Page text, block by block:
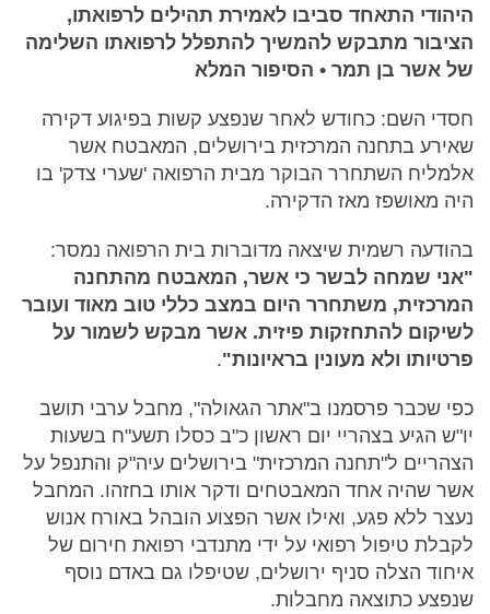
היהודי התאחד סביבו לאמירת תהילים לרפואתו,
הציבור מתבקש להמשיך להתפלל לרפואתו השלימה
של אשר בן תמר • הסיפור המלא
חסדי השם: כחודש לאחר שנפצע קשות בפיגוע דקירה
שאירע בתחנה המרכזית בירושלים, המאבטח אשר
אלמליח השתחרר הבוקר מבית הרפואה 'שערי צדק' בו
היה מאושפז מאז הדקירה.
בהודעה רשמית שיצאה מדוברות בית הרפואה נמסר:
"אני שמחה לבשר כי אשר, המאבטח מהתחנה
המרכזית, משתחרר היום במצב כללי טוב מאוד ועובר
לשיקום להתחזקות פיזית. אשר מבקש לשמור על
פרטיותו ולא מעונין בראיונות".
כפי שכבר פרסמנו ב"אתר הגאולה", מחבל ערבי תושב
יו"ש הגיע בצהריי יום ראשון כ"ב כסלו תשע"ח בשעות
הצהריים ל"תחנה המרכזית" בירושלים עיה"ק והתנפל על
אשר שהיה אחד המאבטחים ודקר אותו בחזהו. המחבל
נעצר ללא פגע, ואילו אשר הפצוע הובהל באורח אנוש
לקבלת טיפול רפואי על ידי מתנדבי רפואת חירום של
איחוד הצלה סניף ירושלים, שטיפלו גם באדם נוסף
שנפצע כתוצאה מחבלות.